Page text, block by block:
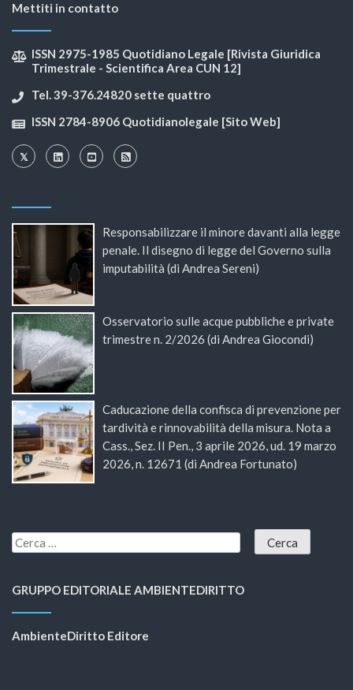
Mettiti in contatto
ISSN 2975-1985 Quotidiano Legale [Rivista Giuridica
Trimestrale - Scientifica Area CUN 12]
Tel. 39-376.24820 sette quattro
ISSN 2784-8906 Quotidianolegale [Sito Web]
Responsabilizzare il minore davanti alla legge
penale. Il disegno di legge del Governo sulla
imputabilità (di Andrea Sereni)
Osservatorio sulle acque pubbliche e private
trimestre n. 2/2026 (di Andrea Giocondi)
Caducazione della confisca di prevenzione per
tardività e rinnovabilità della misura. Nota a
Cass., Sez. II Pen., 3 aprile 2026, ud. 19 marzo
2026, n. 12671 (di Andrea Fortunato)
GRUPPO EDITORIALE AMBIENTEDIRITTO
AmbienteDiritto Editore